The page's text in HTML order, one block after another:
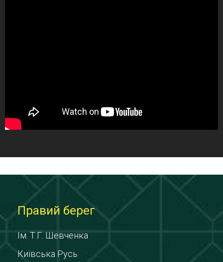
Правий берег
Ім. Т.Г. Шевченка
Київська Русь